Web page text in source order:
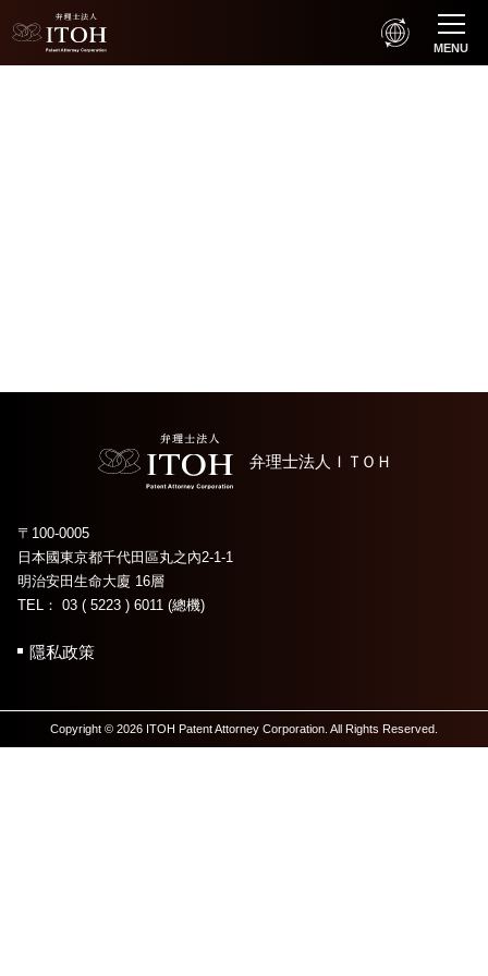
MENU
弁理士法人 ＩＴＯＨ
〒100-0005
日本國東京都千代田區丸之內2-1-1
明治安田生命大廈 16層
TEL： 03 ( 5223 ) 6011 (總機)
隱私政策
Copyright © 2026 ITOH Patent Attorney Corporation. All Rights Reserved.